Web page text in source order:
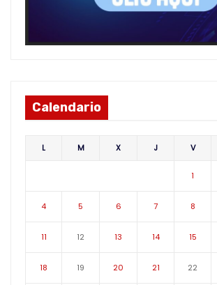
Calendario
L M X J V
1
4 5 6 7 8
11 12 13 14 15
18 19 20 21 22